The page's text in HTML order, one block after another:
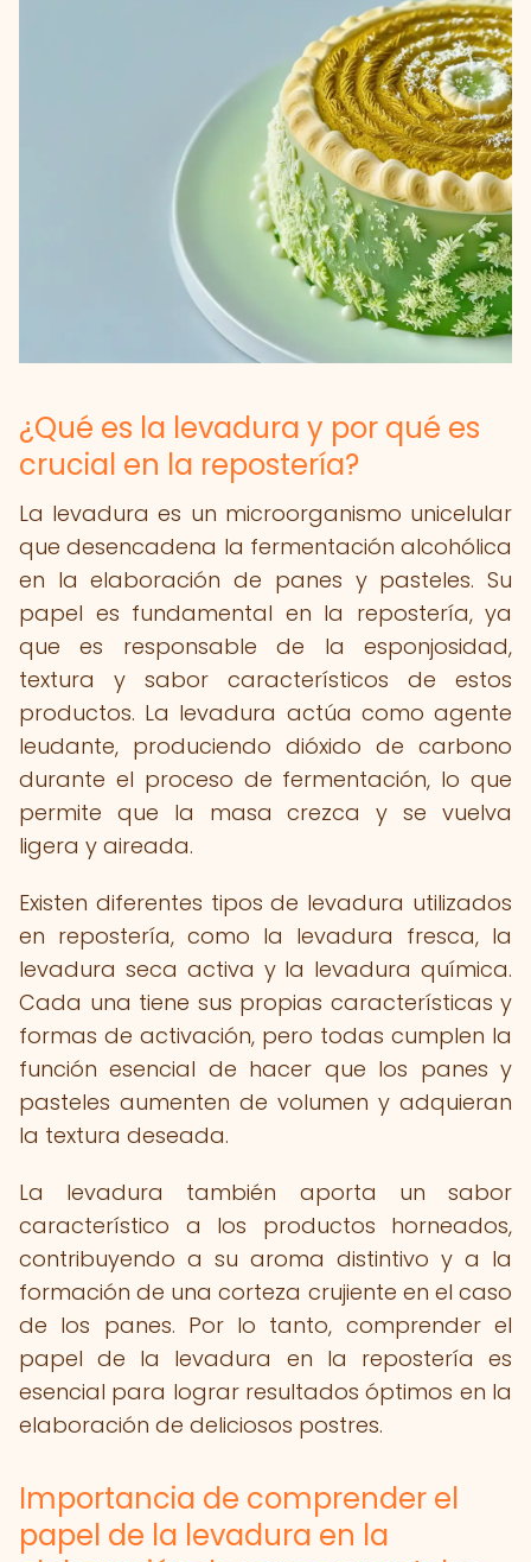
¿Qué es la levadura y por qué es
crucial en la repostería?
La levadura es un microorganismo unicelular
que desencadena la fermentación alcohólica
en la elaboración de panes y pasteles. Su
papel es fundamental en la repostería, ya
que es responsable de la esponjosidad,
textura y sabor característicos de estos
productos. La levadura actúa como agente
leudante, produciendo dióxido de carbono
durante el proceso de fermentación, lo que
permite que la masa crezca y se vuelva
ligera y aireada.
Existen diferentes tipos de levadura utilizados
en repostería, como la levadura fresca, la
levadura seca activa y la levadura química.
Cada una tiene sus propias características y
formas de activación, pero todas cumplen la
función esencial de hacer que los panes y
pasteles aumenten de volumen y adquieran
la textura deseada.
La levadura también aporta un sabor
característico a los productos horneados,
contribuyendo a su aroma distintivo y a la
formación de una corteza crujiente en el caso
de los panes. Por lo tanto, comprender el
papel de la levadura en la repostería es
esencial para lograr resultados óptimos en la
elaboración de deliciosos postres.
Importancia de comprender el
papel de la levadura en la